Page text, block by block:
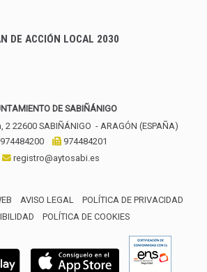
DE ACCIÓN LOCAL 2030
DE SABIÑÁNIGO
2 22600 SABIÑÁNIGO - ARAGÓN (ESPAÑA)
974484200
974484201
registro@aytosabi.es
AVISO LEGAL
POLÍTICA DE PRIVACIDAD
POLÍTICA DE COOKIES